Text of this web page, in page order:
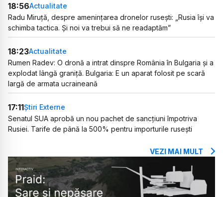
18:56Actualitate
Radu Miruță, despre amenințarea dronelor rusești: „Rusia își va
schimba tactica. Și noi va trebui să ne readaptăm”
18:23Actualitate
Rumen Radev: O dronă a intrat dinspre România în Bulgaria și a
explodat lângă graniță. Bulgaria: E un aparat folosit pe scară
largă de armata ucraineană
17:11Știri Externe
Senatul SUA aprobă un nou pachet de sancțiuni împotriva
Rusiei. Tarife de până la 500% pentru importurile rusești
VEZI MAI MULT